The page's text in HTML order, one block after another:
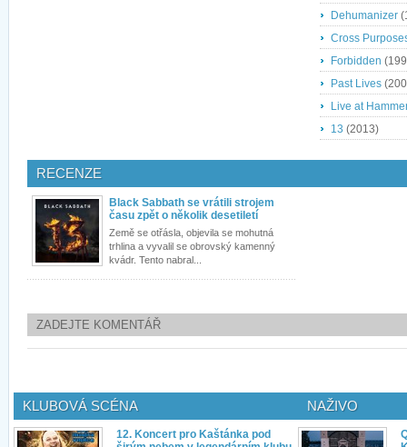
Dehumanizer
Cross
Forbidden
Past Lives
Live at
13 (2013)
RECENZE
Black Sabbath se vrátili strojem
času zpět o několik desetiletí
Země se otřásla, objevila se mohutná
trhlina a vyvalil se obrovský kamenný
kvádr. Tento nabral...
ZADEJTE KOMENTÁŘ
KLUBOVÁ SCÉNA
12. Koncert pro Kaštánka pod
NAŽIVO